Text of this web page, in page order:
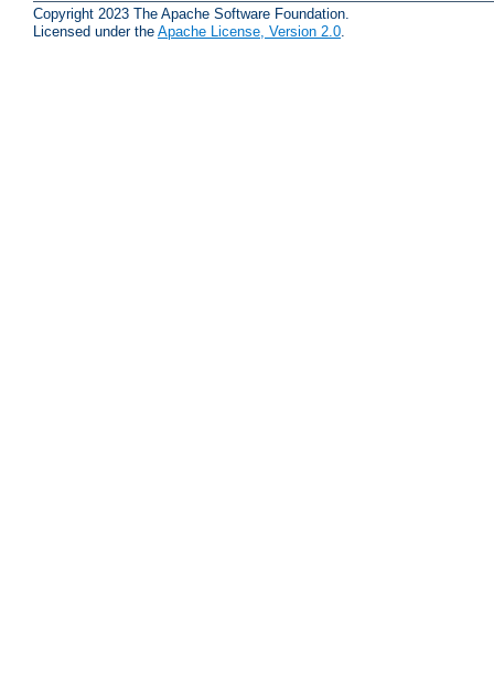
Copyright 2023 The Apache Software Foundation.
Licensed under the Apache License, Version 2.0